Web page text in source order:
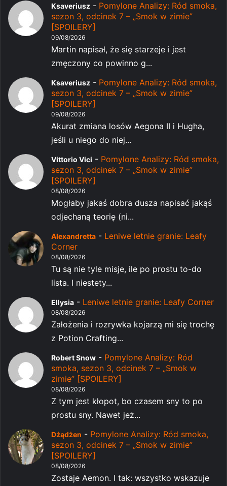
Ksaveriusz - Pomylone Analizy: Ród smoka,
sezon 3, odcinek 7 – „Smok w zimie”
[SPOILERY]
09/08/2026
Martin napisał, że się starzeje i jest
zmęczony co powinno g...
Ksaveriusz - Pomylone Analizy: Ród smoka,
sezon 3, odcinek 7 – „Smok w zimie”
[SPOILERY]
09/08/2026
Akurat zmiana losów Aegona II i Hugha,
jeśli u niego do niej...
Vittorio Vici - Pomylone Analizy: Ród smoka,
sezon 3, odcinek 7 – „Smok w zimie”
[SPOILERY]
08/08/2026
Mogłaby jakaś dobra dusza napisać jakąś
odjechaną teorię (ni...
Alexandretta - Leniwe letnie granie: Leafy
Corner
08/08/2026
Tu są nie tyle misje, ile po prostu to-do
lista. I niestety...
Ellysia - Leniwe letnie granie: Leafy Corner
08/08/2026
Założenia i rozrywka kojarzą mi się trochę
z Potion Crafting...
Robert Snow - Pomylone Analizy: Ród
smoka, sezon 3, odcinek 7 – „Smok w
zimie” [SPOILERY]
08/08/2026
Z tym jest kłopot, bo czasem sny to po
prostu sny. Nawet jeż...
Dżądżen - Pomylone Analizy: Ród smoka,
sezon 3, odcinek 7 – „Smok w zimie”
[SPOILERY]
08/08/2026
Zostaje Aemon. I tak: wszystko wskazuje